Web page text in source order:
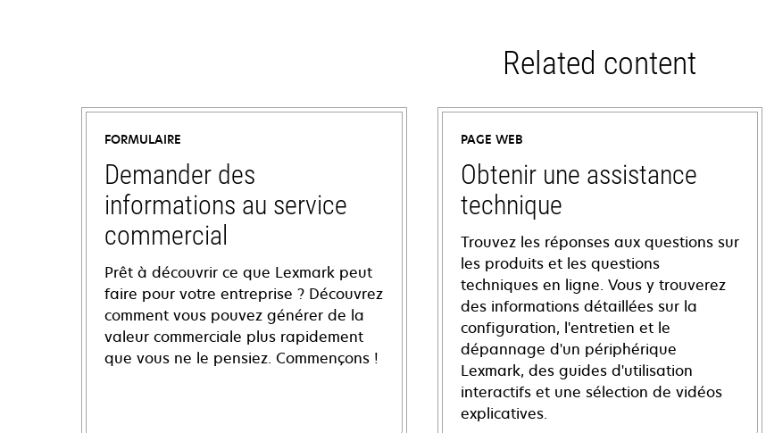
Related content
FORMULAIRE
Demander des
informations au service
commercial
Prêt à découvrir ce que Lexmark peut
faire pour votre entreprise ? Découvrez
comment vous pouvez générer de la
valeur commerciale plus rapidement
que vous ne le pensiez. Commençons !
PAGE WEB
Obtenir une assistance
technique
Trouvez les réponses aux questions sur
les produits et les questions
techniques en ligne. Vous y trouverez
des informations détaillées sur la
configuration, l'entretien et le
dépannage d'un périphérique
Lexmark, des guides d'utilisation
interactifs et une sélection de vidéos
explicatives.